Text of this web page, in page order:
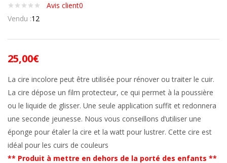
Avis client0
Vendu :12
25,00€
La cire incolore peut être utilisée pour rénover ou traiter le cuir.
La cire dépose un film protecteur, ce qui permet à la poussière
ou le liquide de glisser. Une seule application suffit et redonnera
une seconde jeunesse. Nous vous conseillons d’utiliser une
éponge pour étaler la cire et la watt pour lustrer. Cette cire est
idéal pour les cuirs de couleurs
** Produit à mettre en dehors de la porté des enfants **